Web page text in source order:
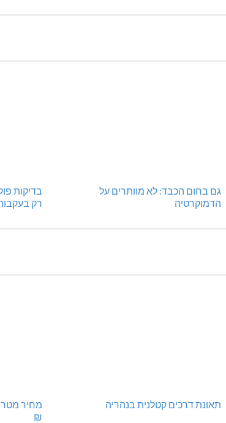
גם בחום הכבד: לא מוותרים על
הדמוקרטיה
בדיקות
רק
תאונת דרכים קטלנית בנהריה
₪